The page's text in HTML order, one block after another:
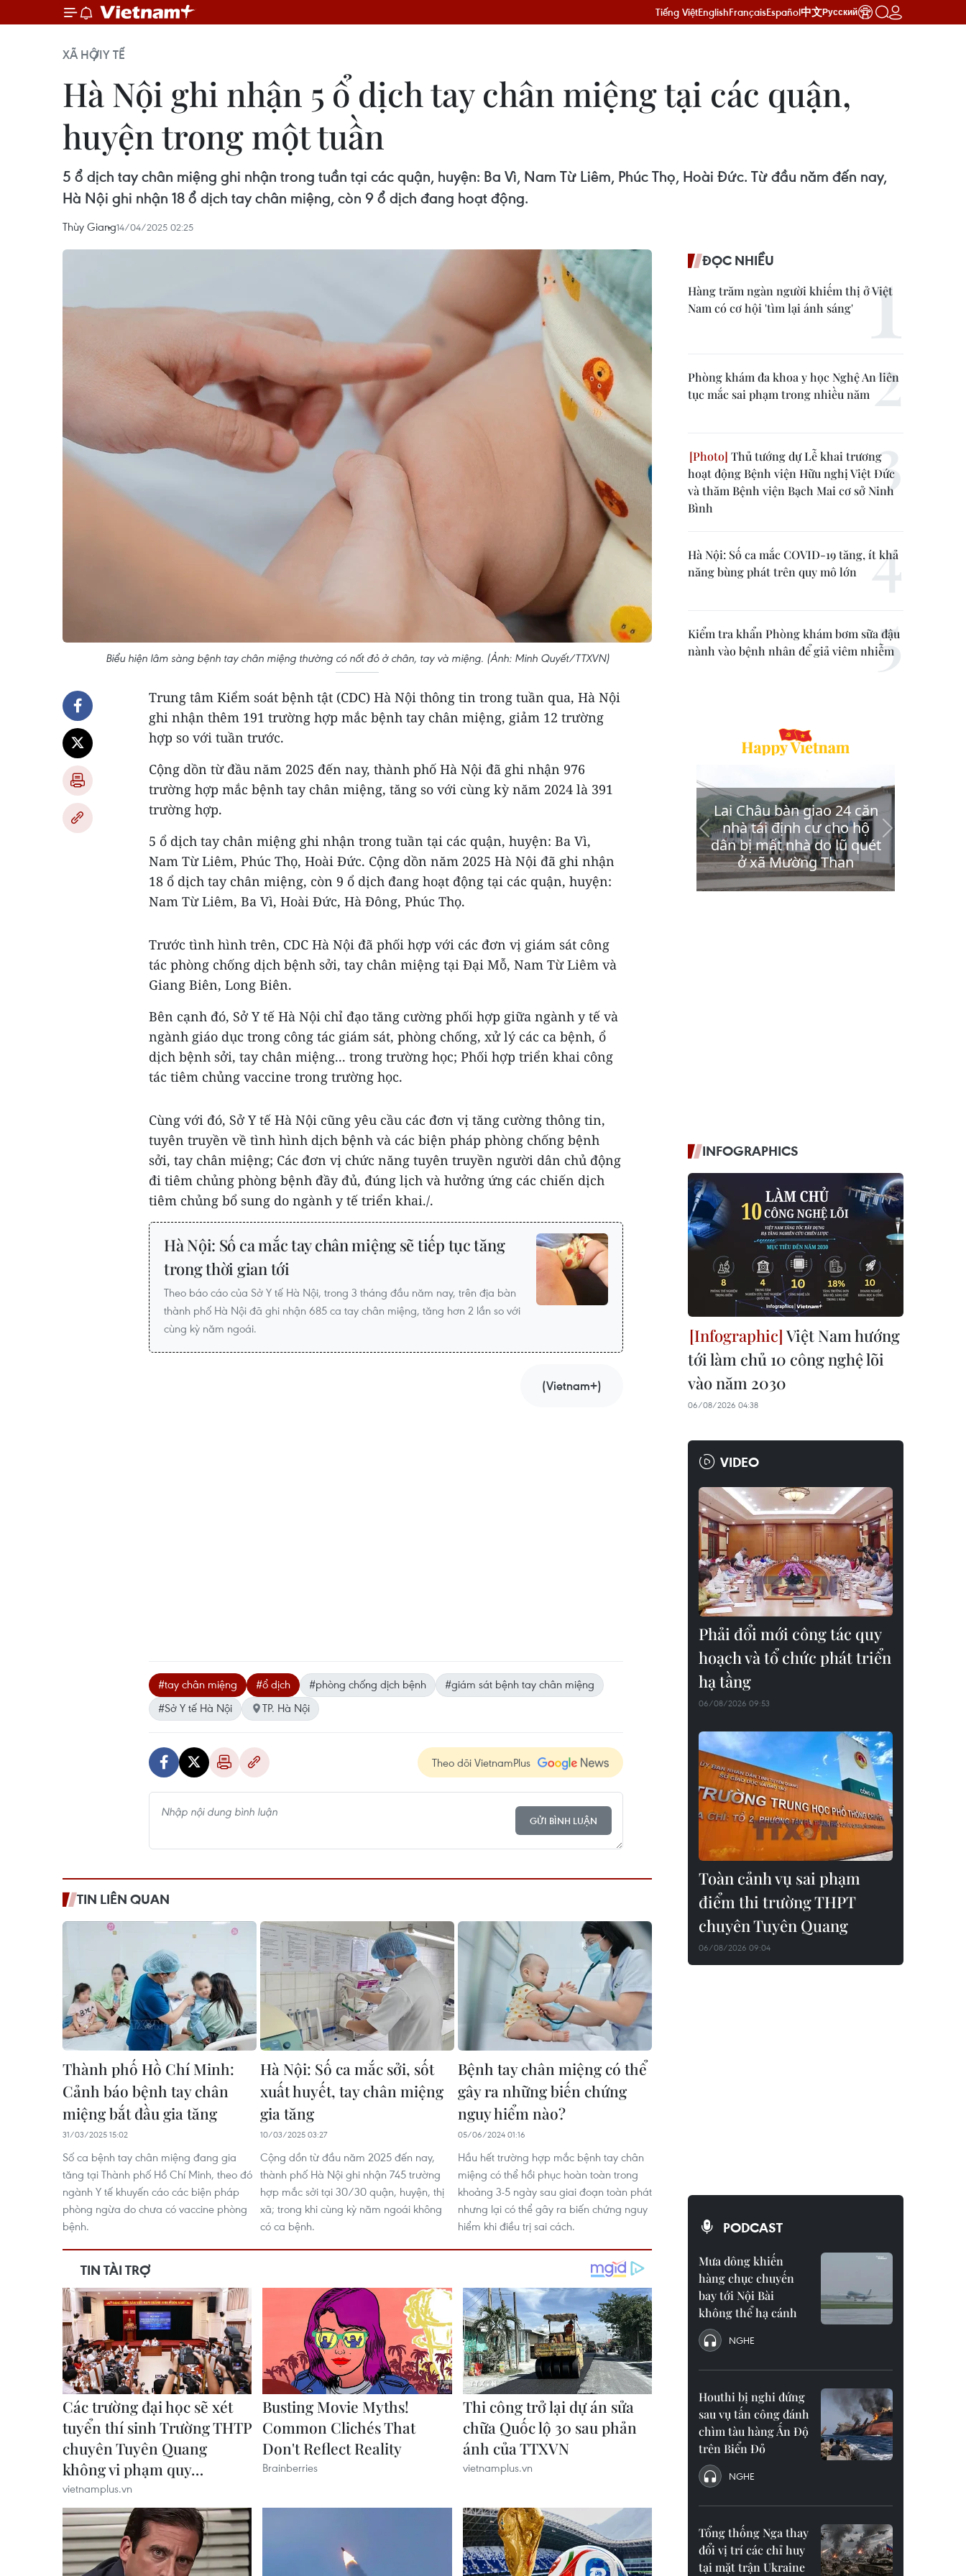
Tiếng ViệtEnglishFrançaisEspañol中文Русский
XÃ HỘIY TẾ
Hà Nội ghi nhận 5 ổ dịch tay chân miệng tại các quận,
huyện trong một tuần
5 ổ dịch tay chân miệng ghi nhận trong tuần tại các quận, huyện: Ba Vì, Nam Từ Liêm, Phúc Thọ, Hoài Đức. Từ đầu năm đến nay,
Hà Nội ghi nhận 18 ổ dịch tay chân miệng, còn 9 ổ dịch đang hoạt động.
Thùy Giang14/04/2025 02:25
Biểu hiện lâm sàng bệnh tay chân miệng thường có nốt đỏ ở chân, tay và miệng. (Ảnh: Minh Quyết/TTXVN)
Trung tâm Kiểm soát bệnh tật (CDC) Hà Nội thông tin trong tuần qua, Hà Nội
ghi nhận thêm 191 trường hợp mắc bệnh tay chân miệng, giảm 12 trường
hợp so với tuần trước.
Cộng dồn từ đầu năm 2025 đến nay, thành phố Hà Nội đã ghi nhận 976
trường hợp mắc bệnh tay chân miệng, tăng so với cùng kỳ năm 2024 là 391
trường hợp.
5 ổ dịch tay chân miệng ghi nhận trong tuần tại các quận, huyện: Ba Vì,
Nam Từ Liêm, Phúc Thọ, Hoài Đức. Cộng dồn năm 2025 Hà Nội đã ghi nhận
18 ổ dịch tay chân miệng, còn 9 ổ dịch đang hoạt động tại các quận, huyện:
Nam Từ Liêm, Ba Vì, Hoài Đức, Hà Đông, Phúc Thọ.
Trước tình hình trên, CDC Hà Nội đã phối hợp với các đơn vị giám sát công
tác phòng chống dịch bệnh sởi, tay chân miệng tại Đại Mỗ, Nam Từ Liêm và
Giang Biên, Long Biên.
Bên cạnh đó, Sở Y tế Hà Nội chỉ đạo tăng cường phối hợp giữa ngành y tế và
ngành giáo dục trong công tác giám sát, phòng chống, xử lý các ca bệnh, ổ
dịch bệnh sởi, tay chân miệng... trong trường học; Phối hợp triển khai công
tác tiêm chủng vaccine trong trường học.
Cùng với đó, Sở Y tế Hà Nội cũng yêu cầu các đơn vị tăng cường thông tin,
tuyên truyền về tình hình dịch bệnh và các biện pháp phòng chống bệnh
sởi, tay chân miệng; Các đơn vị chức năng tuyên truyền người dân chủ động
đi tiêm chủng phòng bệnh đầy đủ, đúng lịch và hưởng ứng các chiến dịch
tiêm chủng bổ sung do ngành y tế triển khai./.
Hà Nội: Số ca mắc tay chân miệng sẽ tiếp tục tăng
trong thời gian tới
Theo báo cáo của Sở Y tế Hà Nội, trong 3 tháng đầu năm nay, trên địa bàn
thành phố Hà Nội đã ghi nhận 685 ca tay chân miệng, tăng hơn 2 lần so với
cùng kỳ năm ngoái.
(Vietnam+)
#tay chân miệng #ổ dịch #phòng chống dịch bệnh
#giám sát bệnh tay chân miệng
#Sở Y tế Hà Nội
TP. Hà Nội
Theo dõi VietnamPlus
GỬI BÌNH LUẬN
TIN LIÊN QUAN
Thành phố Hồ Chí Minh:
Cảnh báo bệnh tay chân
miệng bắt đầu gia tăng​
31/03/2025 15:02
Số ca bệnh tay chân miệng đang gia
tăng tại Thành phố Hồ Chí Minh, theo đó
ngành Y tế khuyến cáo các biện pháp
phòng ngừa do chưa có vaccine phòng
bệnh.
Hà Nội: Số ca mắc sởi, sốt
xuất huyết, tay chân miệng
gia tăng
10/03/2025 03:27
Cộng dồn từ đầu năm 2025 đến nay,
thành phố Hà Nội ghi nhận 745 trường
hợp mắc sởi tại 30/30 quận, huyện, thị
xã; trong khi cùng kỳ năm ngoái không
có ca bệnh.
Bệnh tay chân miệng có thể
gây ra những biến chứng
nguy hiểm nào?
05/06/2024 01:16
Hầu hết trường hợp mắc bệnh tay chân
miệng có thể hồi phục hoàn toàn trong
khoảng 3-5 ngày sau giai đoạn toàn phát
nhưng lại có thể gây ra biến chứng nguy
hiểm khi điều trị sai cách.
ĐỌC NHIỀU
Hàng trăm ngàn người khiếm thị ở Việt
Nam có cơ hội 'tìm lại ánh sáng'
Phòng khám đa khoa y học Nghệ An liên
tục mắc sai phạm trong nhiều năm
Thủ tướng dự Lễ khai trương
hoạt động Bệnh viện Hữu nghị Việt Đức
và thăm Bệnh viện Bạch Mai cơ sở Ninh
Bình
Hà Nội: Số ca mắc COVID-19 tăng, ít khả
năng bùng phát trên quy mô lớn
Kiểm tra khẩn Phòng khám bơm sữa đậu
nành vào bệnh nhân để giả viêm nhiễm
INFOGRAPHICS
Việt Nam hướng
tới làm chủ 10 công nghệ lõi
vào năm 2030
06/08/2026 04:38
VIDEO
Phải đổi mới công tác quy
hoạch và tổ chức phát triển
hạ tầng
06/08/2026 09:53
Toàn cảnh vụ sai phạm
điểm thi trường THPT
chuyên Tuyên Quang
06/08/2026 09:04
PODCAST
Mưa dông khiến
hàng chục chuyến
bay tới Nội Bài
không thể hạ cánh
NGHE
Houthi bị nghi đứng
sau vụ tấn công đánh
chìm tàu hàng Ấn Độ
trên Biển Đỏ
NGHE
Tổng thống Nga thay
đổi vị trí các chỉ huy
tại mặt trận Ukraine